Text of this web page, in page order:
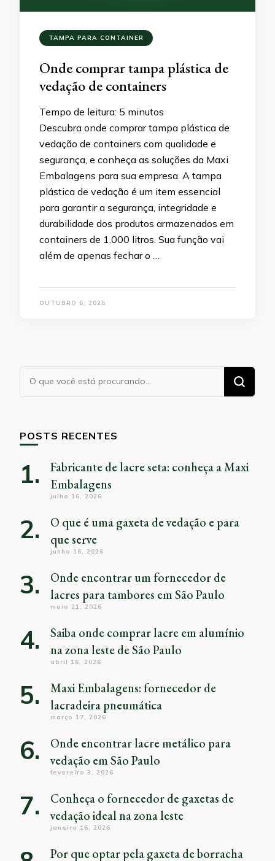
TAMPA PARA CONTAINER
Onde comprar tampa plástica de
vedação de containers
Tempo de leitura: 5 minutos
Descubra onde comprar tampa plástica de
vedação de containers com qualidade e
segurança, e conheça as soluções da Maxi
Embalagens para sua empresa. A tampa
plástica de vedação é um item essencial
para garantir a segurança, integridade e
durabilidade dos produtos armazenados em
containers de 1.000 litros. Sua função vai
além de apenas fechar o …
OUTUBRO 6, 2025
Procurando
algo?
POSTS RECENTES
Fabricante de lacre seta: conheça a Maxi
Embalagens
julho 16, 2026
O que é uma gaxeta de vedação e para
que serve
junho 16, 2026
Onde encontrar um fornecedor de
lacres para tambores em São Paulo
maio 21, 2026
Saiba onde comprar lacre em alumínio
na zona leste de São Paulo
abril 16, 2026
Maxi Embalagens: fornecedor de
lacradeira pneumática
março 17, 2026
Onde encontrar lacre metálico para
vedação em São Paulo
fevereiro 3, 2026
Conheça o fornecedor de gaxetas de
vedação ideal na zona leste
janeiro 16, 2026
Por que optar pela gaxeta de borracha